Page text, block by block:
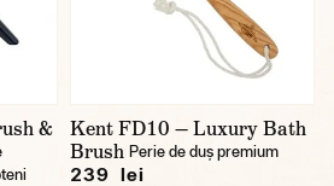
&
Kent FD10 — Luxury Bath
Brush Perie de duș premium
239 lei